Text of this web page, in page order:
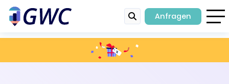
Anfragen